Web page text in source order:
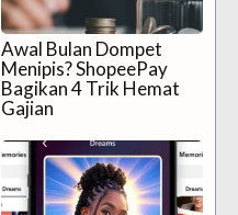
Awal Bulan Dompet
Menipis? ShopeePay
Bagikan 4 Trik Hemat
Gajian